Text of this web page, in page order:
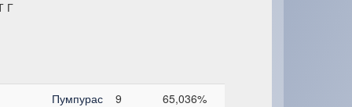
Г
Пумпурас 9 65,036%